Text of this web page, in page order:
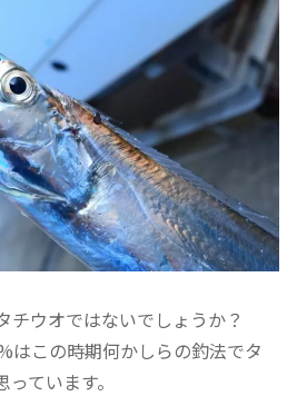
チウオではないでしょうか？
はこの時期何かしらの釣法でタ
ています。